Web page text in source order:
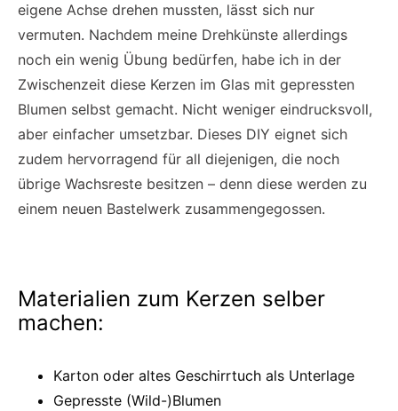
eigene Achse drehen mussten, lässt sich nur
vermuten. Nachdem meine Drehkünste allerdings
noch ein wenig Übung bedürfen, habe ich in der
Zwischenzeit diese Kerzen im Glas mit gepressten
Blumen selbst gemacht. Nicht weniger eindrucksvoll,
aber einfacher umsetzbar. Dieses DIY eignet sich
zudem hervorragend für all diejenigen, die noch
übrige Wachsreste besitzen – denn diese werden zu
einem neuen Bastelwerk zusammengegossen.
Materialien zum Kerzen selber
machen:
Karton oder altes Geschirrtuch als Unterlage
Gepresste (Wild-)Blumen